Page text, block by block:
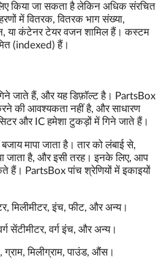
किया जा सकता है लेकिन अधिक संरचित
में वितरक, वितरक भाग संख्या,
या कंटेनर टेयर वजन शामिल हैं। कस्टम
(indexed) हैं।
जाते हैं, और यह डिफ़ॉल्ट है। PartsBox
की आवश्यकता नहीं है, और साधारण
और IC हमेशा टुकड़ों में गिने जाते हैं।
मापा जाता है। तार को लंबाई से,
जाता है, और इसी तरह। इनके लिए, आप
हैं। PartsBox पांच श्रेणियों में इकाइयों
मिलीमीटर, इंच, फीट, और अन्य।
सेंटीमीटर, वर्ग इंच, और अन्य।
ग्राम, मिलीग्राम, पाउंड, औंस।